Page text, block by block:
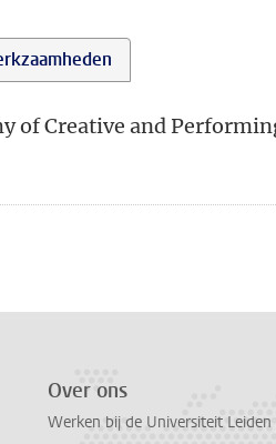
of Creative and
Over ons
Werken bij de Universiteit Leiden